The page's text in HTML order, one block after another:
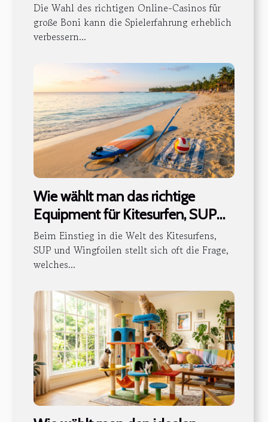
Die Wahl des richtigen Online-Casinos für
große Boni kann die Spielerfahrung erheblich
verbessern...
Wie wählt man das richtige
Equipment für Kitesurfen, SUP
und Wingfoilen aus?
Beim Einstieg in die Welt des Kitesurfens,
SUP und Wingfoilen stellt sich oft die Frage,
welches...